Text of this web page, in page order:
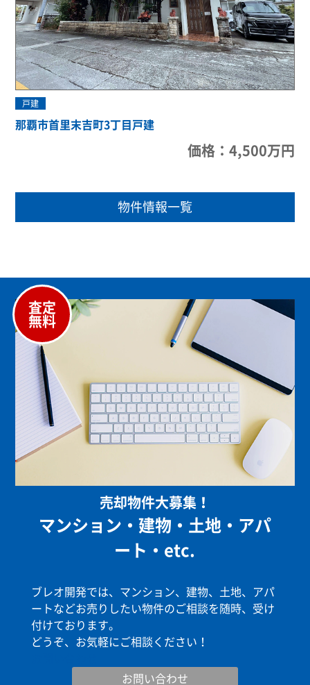
戸建
那覇市首里末吉町3丁目戸建
価格：4,500万円
物件情報一覧
売却物件大募集！
マンション・建物・土地・アパ
ート・etc.
ブレオ開発では、マンション、建物、土地、アパ
ートなどお売りしたい物件のご相談を随時、受け
付けております。
どうぞ、お気軽にご相談ください！
査定
無料
お問い合わせ